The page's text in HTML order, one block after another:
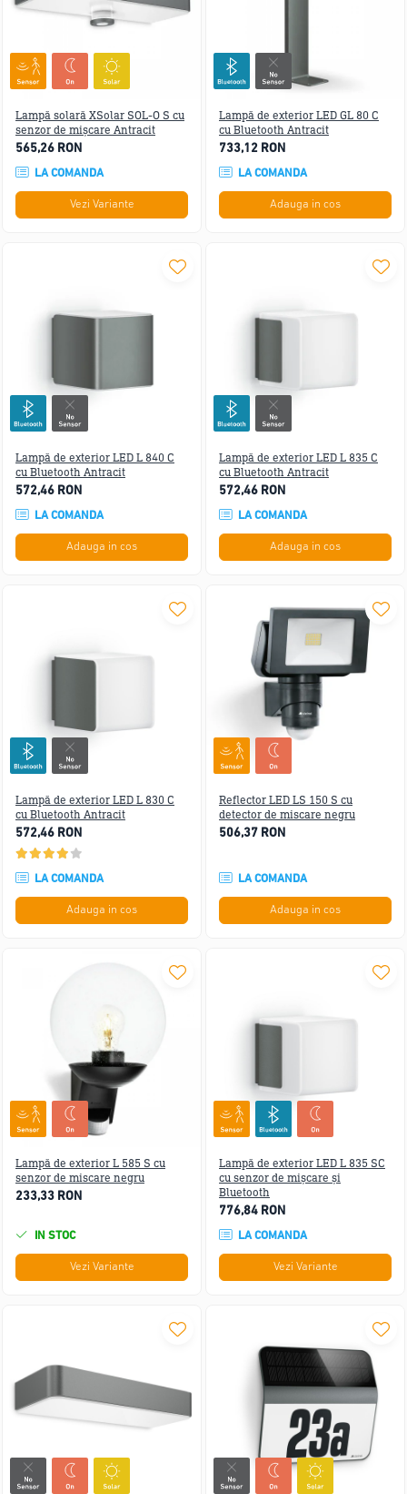
Lampă solară XSolar SOL-O S cu
senzor de mișcare Antracit
565,26 RON
LA COMANDA
Vezi Variante
Lampă de exterior LED GL 80 C
cu Bluetooth Antracit
733,12 RON
LA COMANDA
Adauga in cos
Lampă de exterior LED L 840 C
cu Bluetooth Antracit
572,46 RON
LA COMANDA
Adauga in cos
Lampă de exterior LED L 835 C
cu Bluetooth Antracit
572,46 RON
LA COMANDA
Adauga in cos
Lampă de exterior LED L 830 C
cu Bluetooth Antracit
572,46 RON
LA COMANDA
Adauga in cos
Reflector LED LS 150 S cu
detector de miscare negru
506,37 RON
LA COMANDA
Adauga in cos
Lampă de exterior L 585 S cu
senzor de miscare negru
233,33 RON
IN STOC
Vezi Variante
Lampă de exterior LED L 835 SC
cu senzor de mișcare și
Bluetooth
776,84 RON
LA COMANDA
Vezi Variante